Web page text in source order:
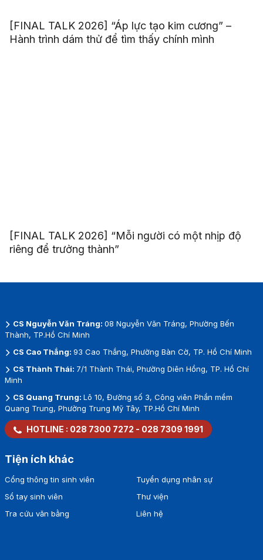
[FINAL TALK 2026] “Áp lực tạo kim cương” –
Hành trình dám thử để tìm thấy chính mình
[FINAL TALK 2026] “Mỗi người có một nhịp độ
riêng để trưởng thành”
CS Nguyễn Văn Tráng: 08 Nguyễn Văn Tráng, Phường Bến
Thành, TP.Hồ Chí Minh
CS Cao Thắng: 93 Cao Thắng, Phường Bàn Cờ, TP. Hồ Chí Minh
CS Thành Thái: 7/1 Thành Thái, Phường Diên Hồng, TP. Hồ Chí
Minh
CS Quang Trung: Lô 10, Đường số 3, Công viên Phần mềm
Quang Trung, Phường Trung Mỹ Tây, TP.Hồ Chí Minh
HOTLINE : 028 7300 7272 - 028 7309 1991
Tiện ích khác
Cổng thông tin sinh viên
Sổ tay sinh viên
Tra cứu văn bằng
Tuyển dụng nhân sự
Thư viện
Liên hệ